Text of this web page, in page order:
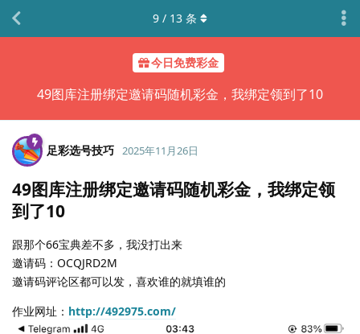
今日免费彩金
49图库注册绑定邀请码随机彩金，我绑定领到了10
9 / 13 条
足彩选号技巧 2025年11月26日
49图库注册绑定邀请码随机彩金，我绑定领
到了10
跟那个66宝典差不多，我没打出来
邀请码：OCQJRD2M
邀请码评论区都可以发，喜欢谁的就填谁的
作业网址： http://492975.com/